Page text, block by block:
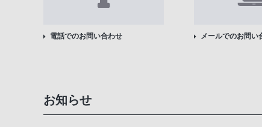
電話でのお問い合わせ メールでのお問い
お知らせ